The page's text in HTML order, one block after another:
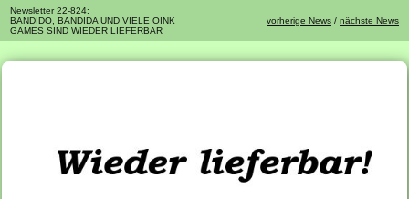
Newsletter 22-824:
BANDIDO, BANDIDA UND VIELE OINK
GAMES SIND WIEDER LIEFERBAR
vorherige News / nächste News